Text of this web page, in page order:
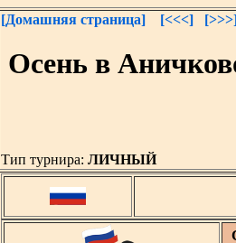
[Домашняя страница] [<<<]
Осень в
Тип турнира: ЛИЧНЫЙ